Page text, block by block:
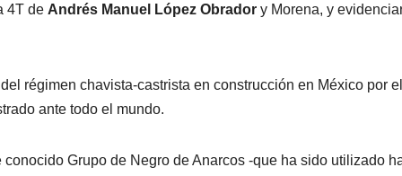
4T de Andrés Manuel López Obrador y Morena, y
régimen chavista-castrista en construcción en México por el
ante todo el mundo.
Grupo de Negro de Anarcos -que ha sido utilizado